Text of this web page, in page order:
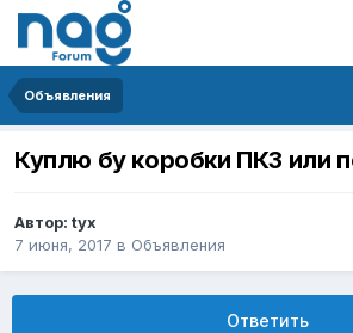
Объявления
Куплю бу коробки ПК3 или
Автор: tyx
7 июня, 2017 в Объявления
Ответить